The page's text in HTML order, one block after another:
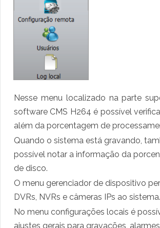
Nesse menu localizado na parte
software CMS H264 é possível
além da porcentagem de
Quando o sistema está gravando,
possível notar a informação da
de disco.
O menu gerenciador de dispositivo
DVRs, NVRs e câmeras IPs ao sistema.
No menu configurações locais é
ajustes gerais para gravações,